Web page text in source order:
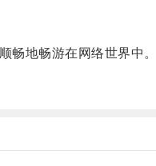
地畅游在网络世界中。